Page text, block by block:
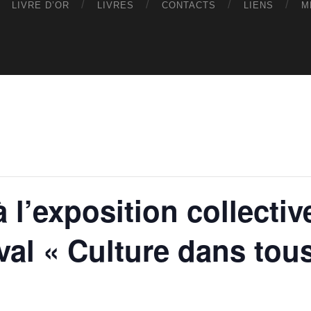
LIVRE D’OR LIVRES CONTACTS LIENS
l’exposition
« Culture dans